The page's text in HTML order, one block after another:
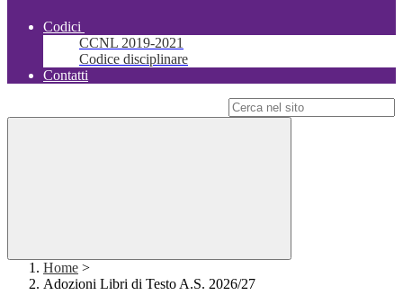
Codici
CCNL 2019-2021
Codice disciplinare
Contatti
Home >
Adozioni Libri di Testo A.S. 2026/27